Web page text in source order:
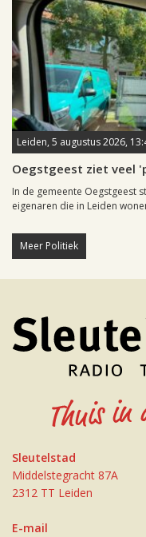
Leiden, 5 augustus 2026,
Oegstgeest ziet veel
In de gemeente Oegstgeest
eigenaren die in Leiden
Meer Politiek
Sleutelstad
Middelstegracht 87A
2312 TT Leiden
E-mail